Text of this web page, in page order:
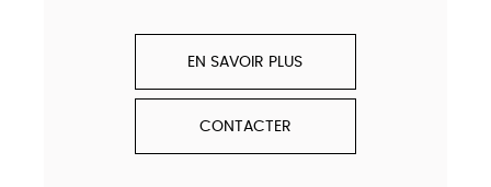
EN SAVOIR PLUS
CONTACTER